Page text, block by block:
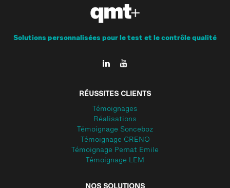
Solutions personnalisées pour le test et le contrôle qualité
RÉUSSITES CLIENTS
Témoignages
Réalisations
Témoignage Sonceboz
Témoignage CRENO
Témoignage Pernat Emile
Témoignage LEM
NOS SOLUTIONS